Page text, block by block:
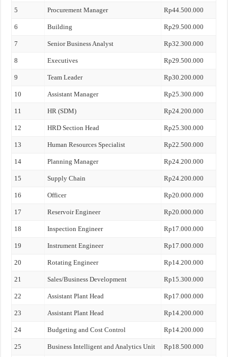
5 Procurement Manager Rp44.500.000
6 Building Rp29.500.000
7 Senior Business Analyst Rp32.300.000
8 Executives Rp29.500.000
9 Team Leader Rp30.200.000
10 Assistant Manager Rp25.300.000
11 HR (SDM) Rp24.200.000
12 HRD Section Head Rp25.300.000
13 Human Resources Specialist Rp22.500.000
14 Planning Manager Rp24.200.000
15 Supply Chain Rp24.200.000
16 Officer Rp20.000.000
17 Reservoir Engineer Rp20.000.000
18 Inspection Engineer Rp17.000.000
19 Instrument Engineer Rp17.000.000
20 Rotating Engineer Rp14.200.000
21 Sales/Business Development Rp15.300.000
22 Assistant Plant Head Rp17.000.000
23 Assistant Plant Head Rp14.200.000
24 Budgeting and Cost Control Rp14.200.000
25 Business Intelligent and Analytics Unit Rp18.500.000